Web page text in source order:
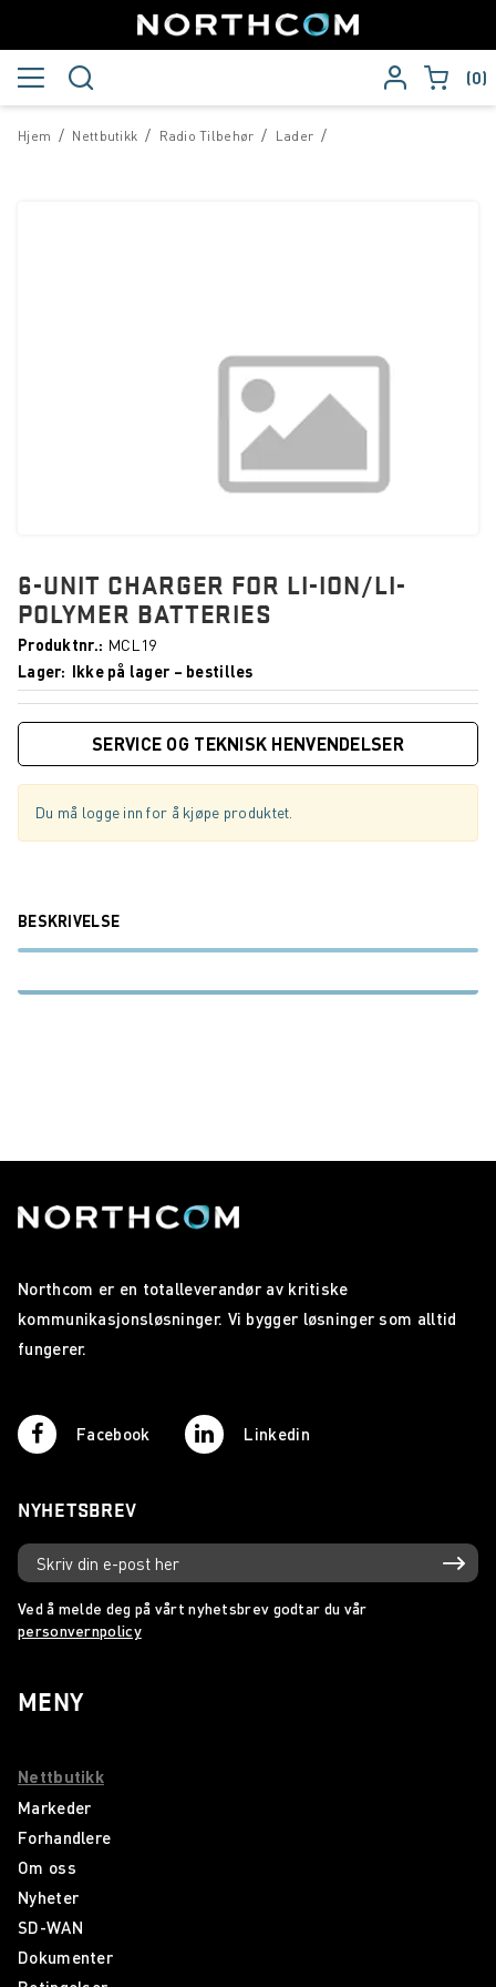
0
/
Hjem /
Nettbutikk /
Radio Tilbehør /
Lader
6-UNIT CHARGER FOR LI-ION/LI-
POLYMER BATTERIES
Produktnr.
MCL19
Lager
Ikke på lager – bestilles
SERVICE OG TEKNISK HENVENDELSER
Du må logge inn for å kjøpe produktet.
BESKRIVELSE
Northcom er en totalleverandør av kritiske
kommunikasjonsløsninger. Vi bygger løsninger som alltid
fungerer.
Facebook Linkedin
NYHETSBREV
Ved å melde deg på vårt nyhetsbrev godtar du vår
personvernpolicy
MENY
Nettbutikk
Markeder
Forhandlere
Om oss
Nyheter
SD-WAN
Dokumenter